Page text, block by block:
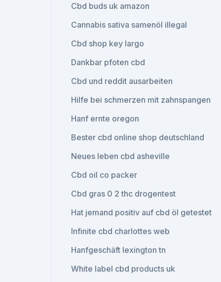
Cbd buds uk amazon
Cannabis sativa samenöl illegal
Cbd shop key largo
Dankbar pfoten cbd
Cbd und reddit ausarbeiten
Hilfe bei schmerzen mit zahnspangen
Hanf ernte oregon
Bester cbd online shop deutschland
Neues leben cbd asheville
Cbd oil co packer
Cbd gras 0 2 thc drogentest
Hat jemand positiv auf cbd öl getestet
Infinite cbd charlottes web
Hanfgeschäft lexington tn
White label cbd products uk